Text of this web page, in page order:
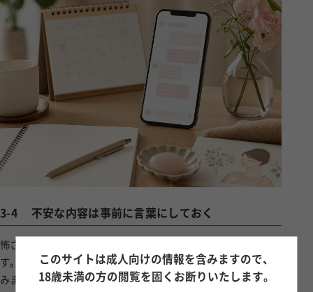
3-4 不安な内容は事前に言葉にしておく
怖さを感じているときは、頭の中で不安が広がりやすくなりま
す。そこで、予約前に「不安なこと」を短い言葉で書き出して
みましょう。
このサイトは成人向けの情報を含みますので、
18歳未満の方の閲覧を固くお断りいたします。